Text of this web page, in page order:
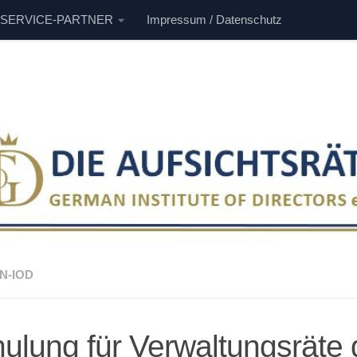
PARTNER Impressum / Datenschutz
IOD
für Verwaltungsräte